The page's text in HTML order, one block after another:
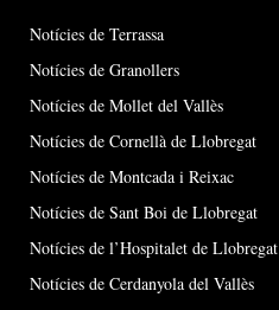
Notícies de Terrassa
Notícies de Granollers
Notícies de Mollet del Vallès
Notícies de Cornellà de Llobregat
Notícies de Montcada i Reixac
Notícies de Sant Boi de Llobregat
Notícies de l’Hospitalet de Llobregat
Notícies de Cerdanyola del Vallès